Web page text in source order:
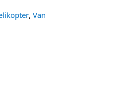
, Van